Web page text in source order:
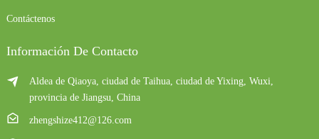
Contáctenos
Información De Contacto
Aldea de Qiaoya, ciudad de Taihua, ciudad de Yixing, Wuxi,
provincia de Jiangsu, China
zhengshize412@126.com